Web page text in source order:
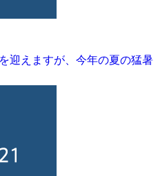
迎えますが、今年の夏の猛暑